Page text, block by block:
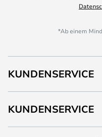
*Ab einem
KUNDENSERVICE
KUNDENSERVICE